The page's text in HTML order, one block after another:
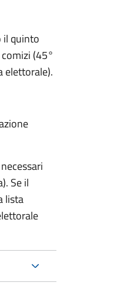
il quinto
(45°
elettorale).
Se il
lista